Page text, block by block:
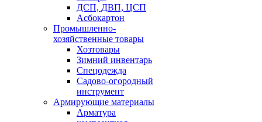
ДСП, ДВП, ЦСП
Асбокартон
Промышленно-
хозяйственные товары
Хозтовары
Зимний инвентарь
Спецодежда
Садово-огородный
инструмент
Армирующие материалы
Арматура